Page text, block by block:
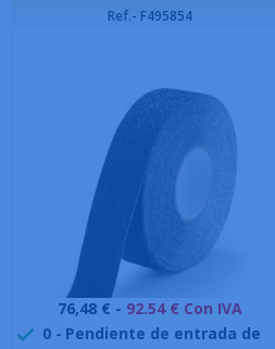
Ref.- F495854
Precio
76,48 € - 92.54 € Con IVA
 0 - Pendiente de entrada de